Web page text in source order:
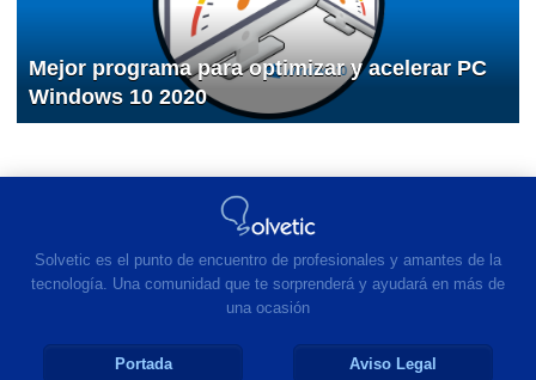
Mejor programa para optimizar y acelerar PC
Windows 10 2020
Solvetic es el punto de encuentro de profesionales y amantes de la
tecnología. Una comunidad que te sorprenderá y ayudará en más de
una ocasión
Portada Aviso Legal